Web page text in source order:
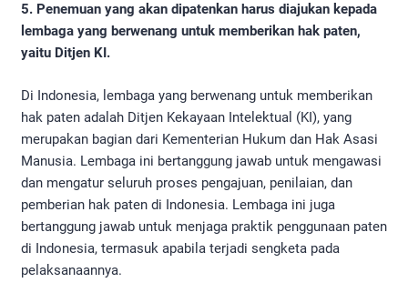
5. Penemuan yang akan dipatenkan harus diajukan kepada
lembaga yang berwenang untuk memberikan hak paten,
yaitu Ditjen KI.
Di Indonesia, lembaga yang berwenang untuk memberikan
hak paten adalah Ditjen Kekayaan Intelektual (KI), yang
merupakan bagian dari Kementerian Hukum dan Hak Asasi
Manusia. Lembaga ini bertanggung jawab untuk mengawasi
dan mengatur seluruh proses pengajuan, penilaian, dan
pemberian hak paten di Indonesia. Lembaga ini juga
bertanggung jawab untuk menjaga praktik penggunaan paten
di Indonesia, termasuk apabila terjadi sengketa pada
pelaksanaannya.